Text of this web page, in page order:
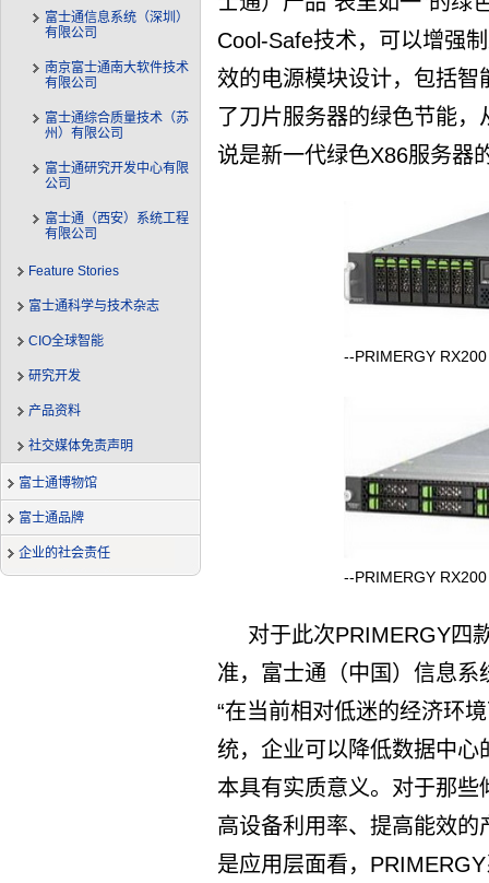
富士通信息系统（深圳）
有限公司
南京富士通南大软件技术
有限公司
富士通综合质量技术（苏
州）有限公司
富士通研究开发中心有限
公司
富士通（西安）系统工程
有限公司
Feature Stories
富士通科学与技术杂志
CIO全球智能
研究开发
产品资料
社交媒体免责声明
富士通博物馆
富士通品牌
企业的社会责任
Cool-Safe技术，可以增强
效的电源模块设计，包括
了刀片服务器的绿色节能
说是新一代绿色X86服务器
--PRIMERGY
--PRIMERGY
对于此次PRIMERGY四
准，富士通（中国）信息
“在当前相对低迷的经济环
统，企业可以降低数据中
本具有实质意义。对于那
高设备利用率、提高能效
是应用层面看，